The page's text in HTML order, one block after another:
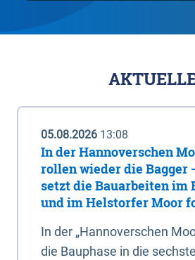
05.08.2026 13:08
In der Hannoverschen
rollen wieder die Bagger
setzt die Bauarbeiten im
und im Helstorfer Moor
In der „Hannoverschen
die Bauphase in die